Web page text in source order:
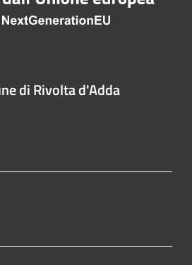
di Rivolta d'Adda